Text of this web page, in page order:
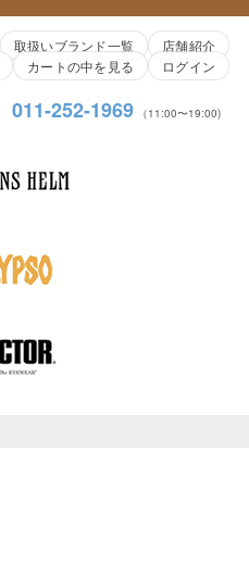
取扱いブランド一覧
店舗紹介
カートの中を見る ログイン
011-252-1969 （11:00〜19:00)